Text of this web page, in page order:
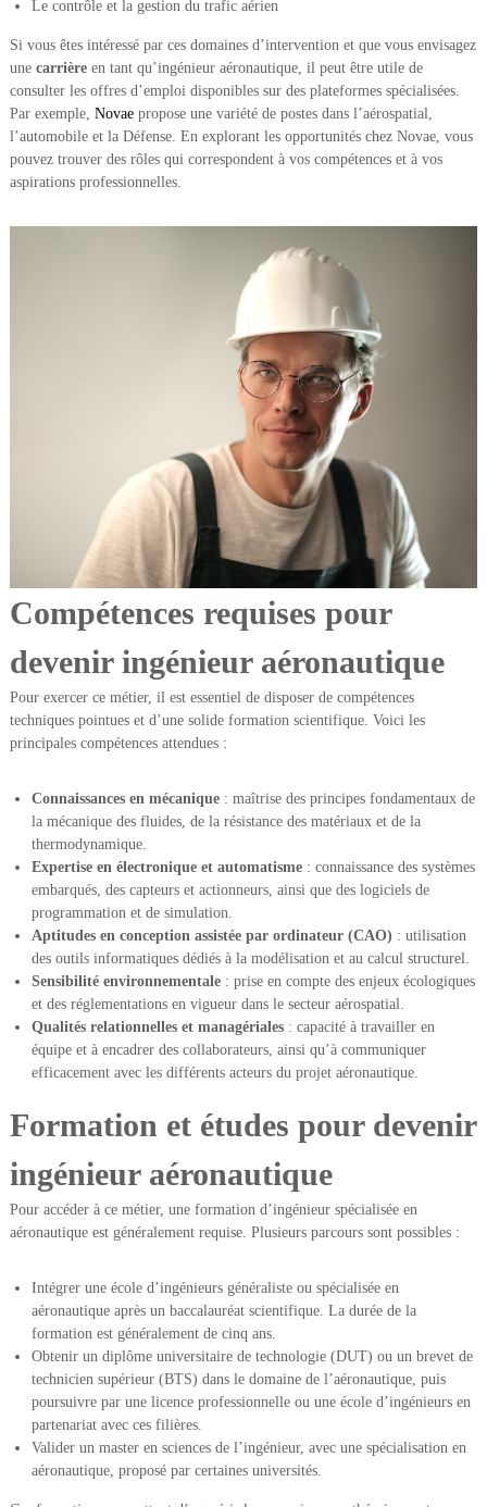
Le contrôle et la gestion du trafic aérien
Si vous êtes intéressé par ces domaines d’intervention et que vous envisagez
une carrière en tant qu’ingénieur aéronautique, il peut être utile de
consulter les offres d’emploi disponibles sur des plateformes spécialisées.
Par exemple, Novaepropose une variété de postes dans l’aérospatial,
l’automobile et la Défense. En explorant les opportunités chez Novae, vous
pouvez trouver des rôles qui correspondent à vos compétences et à vos
aspirations professionnelles.
Compétences requises pour
devenir ingénieur aéronautique
Pour exercer ce métier, il est essentiel de disposer de compétences
techniques pointues et d’une solide formation scientifique. Voici les
principales compétences attendues :
Connaissances en mécanique: maîtrise des principes fondamentaux de
la mécanique des fluides, de la résistance des matériaux et de la
thermodynamique.
Expertise en électronique et automatisme: connaissance des systèmes
embarqués, des capteurs et actionneurs, ainsi que des logiciels de
programmation et de simulation.
Aptitudes en conception assistée par ordinateur (CAO) : utilisation
des outils informatiques dédiés à la modélisation et au calcul structurel.
Sensibilité environnementale: prise en compte des enjeux écologiques
et des réglementations en vigueur dans le secteur aérospatial.
Qualités relationnelles et managériales: capacité à travailler en
équipe et à encadrer des collaborateurs, ainsi qu’à communiquer
efficacement avec les différents acteurs du projet aéronautique.
Formation et études pour devenir
ingénieur aéronautique
Pour accéder à ce métier, une formation d’ingénieur spécialisée en
aéronautique est généralement requise. Plusieurs parcours sont possibles :
Intégrer une école d’ingénieurs généraliste ou spécialisée en
aéronautique après un baccalauréat scientifique. La durée de la
formation est généralement de cinq ans.
Obtenir un diplôme universitaire de technologie (DUT) ou un brevet de
technicien supérieur (BTS) dans le domaine de l’aéronautique, puis
poursuivre par une licence professionnelle ou une école d’ingénieurs en
partenariat avec ces filières.
Valider un master en sciences de l’ingénieur, avec une spécialisation en
aéronautique, proposé par certaines universités.